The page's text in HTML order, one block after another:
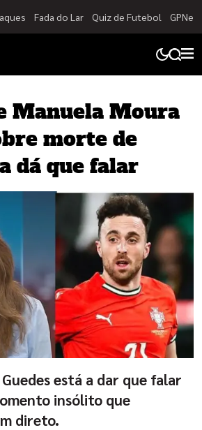
Fada do Lar Quiz de Futebol GPNet
Manuela Moura
morte de
dá que falar
está a dar que falar
insólito que
direto.